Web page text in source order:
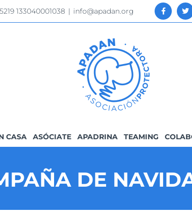
133040001038 | info@apadan.org
CASA ASÓCIATE APADRINA TEAMING
DE